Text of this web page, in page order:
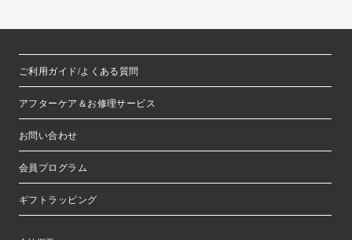
また一度承認した会員であっても前述のいずれかであること
が判明した場合は、ただちに承認を取り消させていただきま
す。
個人利用以外に転用、商用することを禁止します
当サイトを利用する会員は当サイトに掲載されているいかな
る情報もコピー、又は他へ転用することを禁止いたします。
掲載内容について
当社が提供する当サイトの掲載内容、営業内容は会員への通
ご利用ガイド/よくある質問
アフターケア＆お修理サービス
お問い合わせ
会員プログラム
ギフトラッピング